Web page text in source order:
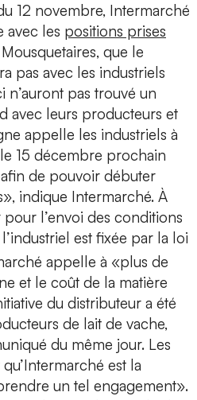
12 novembre, Intermarché
avec les positions prises
que le
pas avec les industriels
n’auront pas trouvé un
avec leurs producteurs et
appelle les industriels à
15 décembre prochain
de pouvoir débuter
indique Intermarché. À
l’envoi des conditions
est fixée par la loi
appelle à «plus de
et le coût de la matière
du distributeur a été
de lait de vache,
du même jour. Les
est la
un tel engagement».